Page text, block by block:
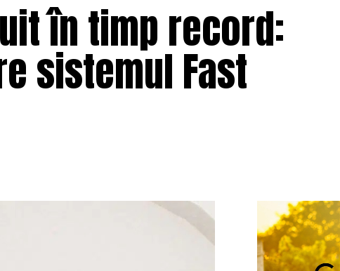
în timp record:
sistemul Fast